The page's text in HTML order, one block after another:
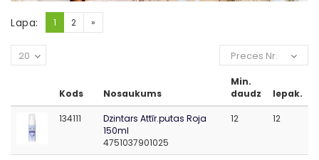
Lapa: 1 2 »
Preces Nr.
20
Kods Nosaukums
Min.
daudz
Iepak.
134111
Dzintars Attīr.putas Roja
150ml
4751037901025
12 12